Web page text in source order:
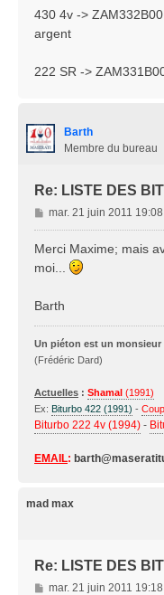
g
e
430 4v ->
argent
222 SR ->
Barth
Membre du bureau
Re: LISTE DES
M
e
s
e
mar. 21 juin 2011 19:08
Merci Maxime; mais
moi...
Barth
Un piéton est un
(Frédéric Dard)
Actuelles : Shamal (1991)
Ex: Biturbo 422 (1991) -
Biturbo 222 4v (1994) -
EMAIL:
mad max
Re: LISTE DES
M
mar. 21 juin 2011 19:18